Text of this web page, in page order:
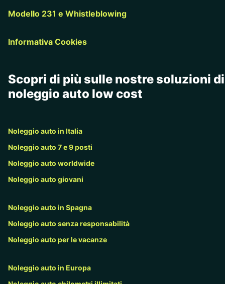
Modello 231 e Whistleblowing
Informativa Cookies
Scopri di più sulle nostre soluzioni di
noleggio auto low cost
Noleggio auto in Italia
Noleggio auto 7 e 9 posti
Noleggio auto worldwide
Noleggio auto giovani
Noleggio auto in Spagna
Noleggio auto senza responsabilità
Noleggio auto per le vacanze
Noleggio auto in Europa